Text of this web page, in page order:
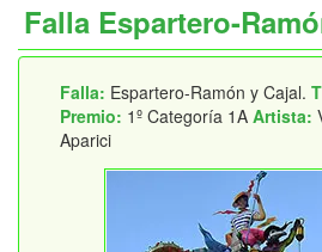
Falla Espartero-
Falla: Espartero-Ramón y Cajal.
Premio: 1º Categoría 1A Artista:
Aparici